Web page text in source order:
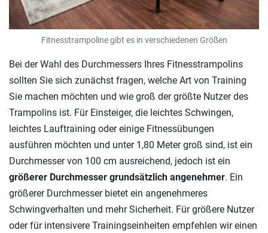
Fitnesstrampoline gibt es in verschiedenen Größen
Bei der Wahl des Durchmessers Ihres Fitnesstrampolins
sollten Sie sich zunächst fragen, welche Art von Training
Sie machen möchten und wie groß der größte Nutzer des
Trampolins ist. Für Einsteiger, die leichtes Schwingen,
leichtes Lauftraining oder einige Fitnessübungen
ausführen möchten und unter 1,80 Meter groß sind, ist ein
Durchmesser von 100 cm ausreichend, jedoch ist ein
größerer Durchmesser grundsätzlich angenehmer. Ein
größerer Durchmesser bietet ein angenehmeres
Schwingverhalten und mehr Sicherheit. Für größere Nutzer
oder für intensivere Trainingseinheiten empfehlen wir einen